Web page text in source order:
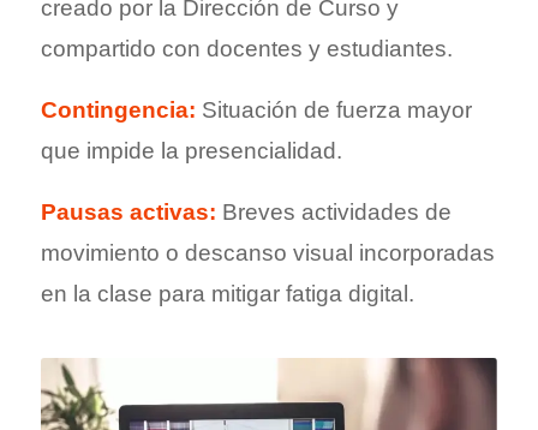
creado por la Dirección de Curso y
compartido con docentes y estudiantes.
Contingencia: Situación de fuerza mayor
que impide la presencialidad.
Pausas activas: Breves actividades de
movimiento o descanso visual incorporadas
en la clase para mitigar fatiga digital.